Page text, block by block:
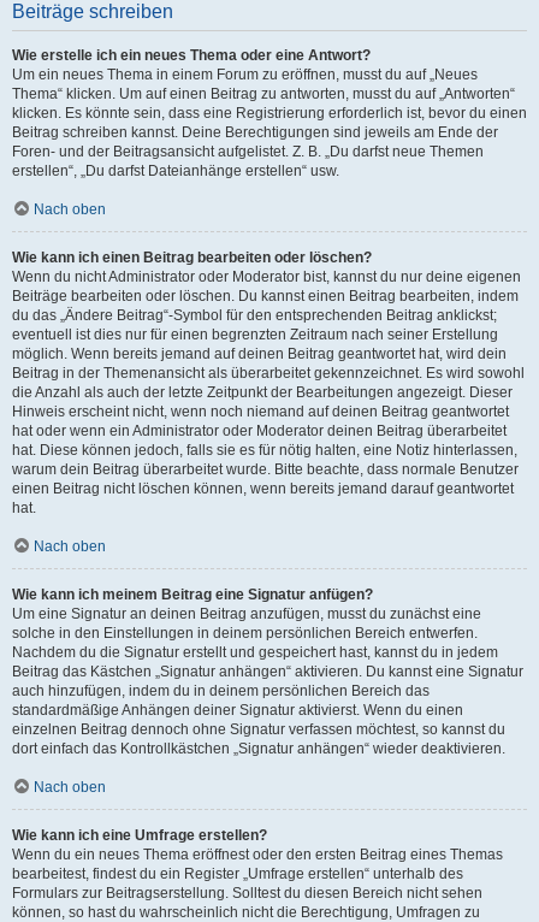
Beiträge schreiben
Wie erstelle ich ein neues Thema oder eine Antwort?
Um ein neues Thema in einem Forum zu eröffnen, musst du auf „Neues
Thema“ klicken. Um auf einen Beitrag zu antworten, musst du auf „Antworten“
klicken. Es könnte sein, dass eine Registrierung erforderlich ist, bevor du einen
Beitrag schreiben kannst. Deine Berechtigungen sind jeweils am Ende der
Foren- und der Beitragsansicht aufgelistet. Z. B. „Du darfst neue Themen
erstellen“, „Du darfst Dateianhänge erstellen“ usw.
Nach oben
Wie kann ich einen Beitrag bearbeiten oder löschen?
Wenn du nicht Administrator oder Moderator bist, kannst du nur deine eigenen
Beiträge bearbeiten oder löschen. Du kannst einen Beitrag bearbeiten, indem
du das „Ändere Beitrag“-Symbol für den entsprechenden Beitrag anklickst;
eventuell ist dies nur für einen begrenzten Zeitraum nach seiner Erstellung
möglich. Wenn bereits jemand auf deinen Beitrag geantwortet hat, wird dein
Beitrag in der Themenansicht als überarbeitet gekennzeichnet. Es wird sowohl
die Anzahl als auch der letzte Zeitpunkt der Bearbeitungen angezeigt. Dieser
Hinweis erscheint nicht, wenn noch niemand auf deinen Beitrag geantwortet
hat oder wenn ein Administrator oder Moderator deinen Beitrag überarbeitet
hat. Diese können jedoch, falls sie es für nötig halten, eine Notiz hinterlassen,
warum dein Beitrag überarbeitet wurde. Bitte beachte, dass normale Benutzer
einen Beitrag nicht löschen können, wenn bereits jemand darauf geantwortet
hat.
Nach oben
Wie kann ich meinem Beitrag eine Signatur anfügen?
Um eine Signatur an deinen Beitrag anzufügen, musst du zunächst eine
solche in den Einstellungen in deinem persönlichen Bereich entwerfen.
Nachdem du die Signatur erstellt und gespeichert hast, kannst du in jedem
Beitrag das Kästchen „Signatur anhängen“ aktivieren. Du kannst eine Signatur
auch hinzufügen, indem du in deinem persönlichen Bereich das
standardmäßige Anhängen deiner Signatur aktivierst. Wenn du einen
einzelnen Beitrag dennoch ohne Signatur verfassen möchtest, so kannst du
dort einfach das Kontrollkästchen „Signatur anhängen“ wieder deaktivieren.
Nach oben
Wie kann ich eine Umfrage erstellen?
Wenn du ein neues Thema eröffnest oder den ersten Beitrag eines Themas
bearbeitest, findest du ein Register „Umfrage erstellen“ unterhalb des
Formulars zur Beitragserstellung. Solltest du diesen Bereich nicht sehen
können, so hast du wahrscheinlich nicht die Berechtigung, Umfragen zu